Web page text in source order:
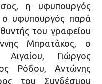
η υφυπουργός
o υφυπουργός παρά
του γραφείου
Μπρατάκος, ο
Αιγαίου, Γιώργος
Ρόδου, Αντώνης
του Συνδέσμου